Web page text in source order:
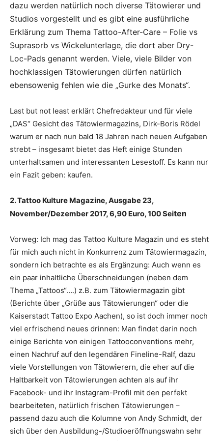
dazu werden natürlich noch diverse Tätowierer und
Studios vorgestellt und es gibt eine ausführliche
Erklärung zum Thema Tattoo-After-Care – Folie vs
Suprasorb vs Wickelunterlage, die dort aber Dry-
Loc-Pads genannt werden. Viele, viele Bilder von
hochklassigen Tätowierungen dürfen natürlich
ebensowenig fehlen wie die „Gurke des Monats“.
Last but not least erklärt Chefredakteur und für viele
„DAS“ Gesicht des Tätowiermagazins, Dirk-Boris Rödel
warum er nach nun bald 18 Jahren nach neuen Aufgaben
strebt – insgesamt bietet das Heft einige Stunden
unterhaltsamen und interessanten Lesestoff. Es kann nur
ein Fazit geben: kaufen.
2. Tattoo Kulture Magazine, Ausgabe 23,
November/Dezember 2017, 6,90 Euro, 100 Seiten
Vorweg: Ich mag das Tattoo Kulture Magazin und es steht
für mich auch nicht in Konkurrenz zum Tätowiermagazin,
sondern ich betrachte es als Ergänzung: Auch wenn es
ein paar inhaltliche Überschneidungen (neben dem
Thema „Tattoos“….) z.B. zum Tätowiermagazin gibt
(Berichte über „Grüße aus Tätowierungen“ oder die
Kaiserstadt Tattoo Expo Aachen), so ist doch immer noch
viel erfrischend neues drinnen: Man findet darin noch
einige Berichte von einigen Tattooconventions mehr,
einen Nachruf auf den legendären Fineline-Ralf, dazu
viele Vorstellungen von Tätowierern, die eher auf die
Haltbarkeit von Tätowierungen achten als auf ihr
Facebook- und ihr Instagram-Profil mit den perfekt
bearbeiteten, natürlich frischen Tätowierungen –
passend dazu auch die Kolumne von Andy Schmidt, der
sich über den Ausbildung-/Studioeröffnungswahn sehr